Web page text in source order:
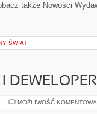
także Nowości
ŚWIAT
MOŻLIWOŚĆ